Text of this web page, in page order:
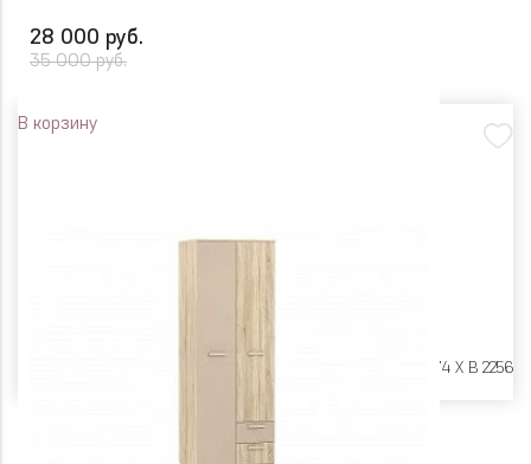
28 000 руб.
35 000 руб.
В корзину
Ш 802 X Г 574 X В 2256